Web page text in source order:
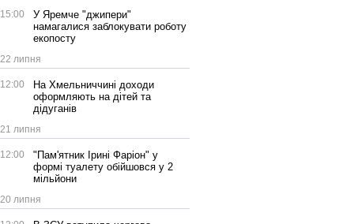
15:00
У Яремче "джипери"
намагалися заблокувати роботу
екопосту
22 липня
12:00
На Хмельниччині доходи
оформляють на дітей та
дідуганів
21 липня
12:00
"Пам'ятник Ірині Фаріон" у
формі туалету обійшовся у 2
мільйони
20 липня